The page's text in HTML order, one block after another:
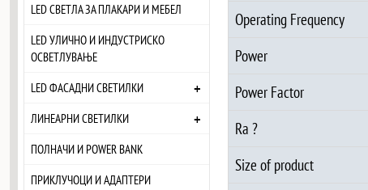
LED СВЕТЛА ЗА ПЛАКАРИ И МЕБЕЛ
LED УЛИЧНО И ИНДУСТРИСКО
ОСВЕТЛУВАЊЕ
LED ФАСАДНИ СВЕТИЛКИ
+
ЛИНЕАРНИ СВЕТИЛКИ +
ПОЛНАЧИ И POWER BANK
ПРИКЛУЧОЦИ И АДАПТЕРИ
Operating Frequency
Power
Power Factor
Ra ?
Size of product